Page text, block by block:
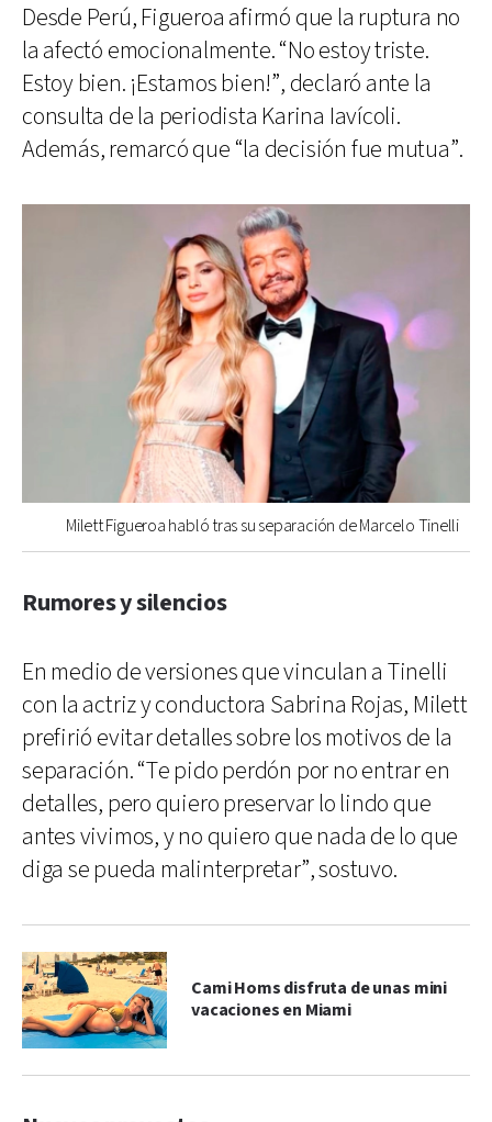
Desde Perú, Figueroa afirmó que la ruptura no
la afectó emocionalmente. “No estoy triste.
Estoy bien. ¡Estamos bien!”, declaró ante la
consulta de la periodista Karina Iavícoli.
Además, remarcó que “la decisión fue mutua”.
Milett Figueroa habló tras su separación de Marcelo Tinelli
Rumores y silencios
En medio de versiones que vinculan a Tinelli
con la actriz y conductora Sabrina Rojas, Milett
prefirió evitar detalles sobre los motivos de la
separación. “Te pido perdón por no entrar en
detalles, pero quiero preservar lo lindo que
antes vivimos, y no quiero que nada de lo que
diga se pueda malinterpretar”, sostuvo.
Cami Homs disfruta de unas mini
vacaciones en Miami